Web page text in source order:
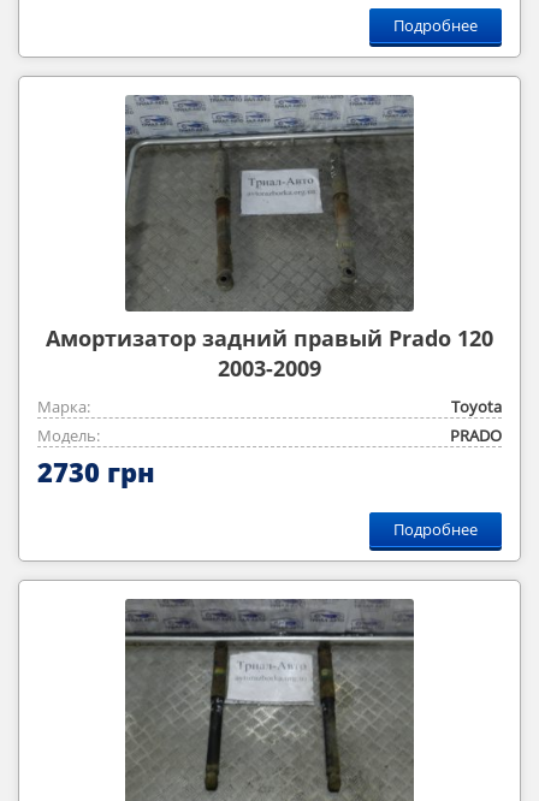
Подробнее
Амортизатор задний правый Prado 120
2003-2009
Марка:
Toyota
Модель:
PRADO
2730 грн
Подробнее